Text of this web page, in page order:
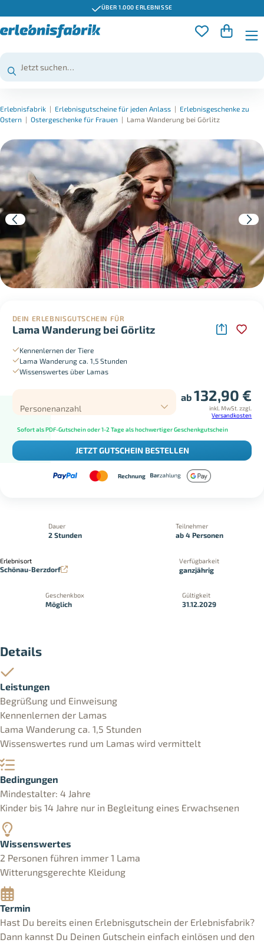
ÜBER 1.000 ERLEBNISSE
Erlebnisfabrik | Erlebnisgutscheine für jeden Anlass | Erlebnisgeschenke zu
Ostern | Ostergeschenke für Frauen | Lama Wanderung bei Görlitz
DEIN ERLEBNISGUTSCHEIN FÜR
Lama Wanderung bei Görlitz
Kennenlernen der Tiere
Lama Wanderung ca. 1,5 Stunden
Wissenswertes über Lamas
Personenanzahl
ab132,90 €
inkl. MwSt. zzgl.
Versandkosten
Sofort als PDF-Gutschein oder 1-2 Tage als hochwertiger Geschenkgutschein
JETZT GUTSCHEIN BESTELLEN
Rechnung
Dauer
2 Stunden
Teilnehmer
ab 4 Personen
Erlebnisort
Schönau-Berzdorf
Verfügbarkeit
ganzjährig
Geschenkbox
Möglich
Gültigkeit
31.12.2029
Details
Leistungen
Begrüßung und Einweisung
Kennenlernen der Lamas
Lama Wanderung ca. 1,5 Stunden
Wissenswertes rund um Lamas wird vermittelt
Bedingungen
Mindestalter: 4 Jahre
Kinder bis 14 Jahre nur in Begleitung eines Erwachsenen
Wissenswertes
2 Personen führen immer 1 Lama
Witterungsgerechte Kleidung
Termin
Hast Du bereits einen Erlebnisgutschein der Erlebnisfabrik?
Dann kannst Du Deinen Gutschein einfach einlösen und den